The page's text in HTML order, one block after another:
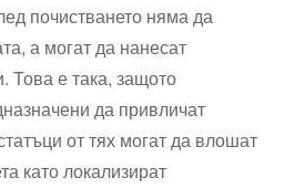
почистването няма да
а могат да нанесат
Това е така, защото
да привличат
от тях могат да влошат
като локализират